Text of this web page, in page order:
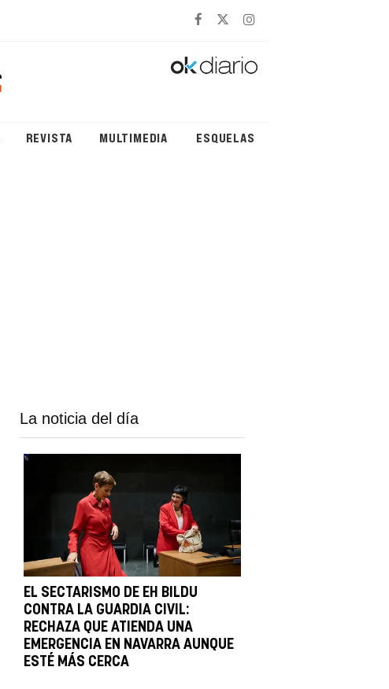
REVISTA MULTIMEDIA ESQUELAS
La noticia del día
EL SECTARISMO DE EH BILDU
CONTRA LA GUARDIA CIVIL:
RECHAZA QUE ATIENDA UNA
EMERGENCIA EN NAVARRA AUNQUE
ESTÉ MÁS CERCA